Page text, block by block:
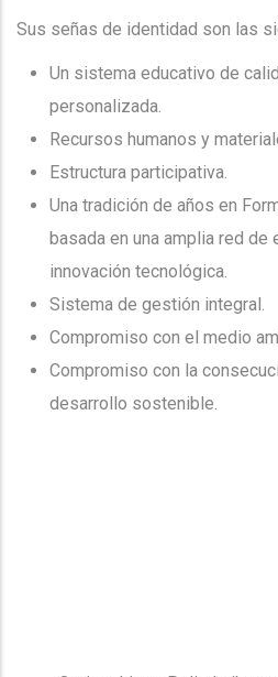
Sus señas de identidad son las
Un sistema educativo de
personalizada.
Recursos humanos y
Estructura participativa.
Una tradición de años en
basada en una amplia red de
innovación tecnológica.
Sistema de gestión integral.
Compromiso con el medio
Compromiso con la
desarrollo sostenible.